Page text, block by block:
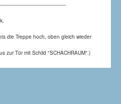
die Treppe hoch, oben gleich wieder
zur Tür mit Schild "SCHACHRAUM".)